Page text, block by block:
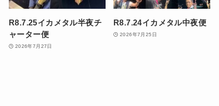
R8.7.25イカメタル半夜チ
ャーター便
2026年7月27日
R8.7.24イカメタル中夜便
2026年7月25日